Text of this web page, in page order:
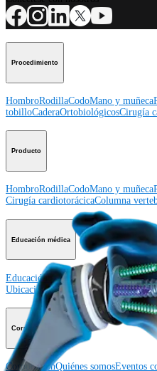
Procedimiento
HombroRodillaCodoMano y muñeca
tobilloCaderaOrtobiológicosCirugía
Producto
HombroRodillaCodoMano y muñeca
Cirugía cardiotorácicaColumna
Educación médica
Educación médica Descripción de
UbicacionesNuestro departamento
Corporación
CorporaciónQuiénes somosEventos